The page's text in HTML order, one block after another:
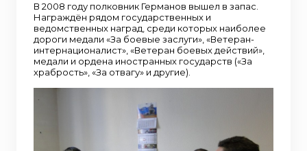
В 2008 году полковник Германов вышел в запас.
Награждён рядом государственных и
ведомственных наград, среди которых наиболее
дороги медали «За боевые заслуги», «Ветеран-
интернационалист», «Ветеран боевых действий»,
медали и ордена иностранных государств («За
храбрость», «За отвагу» и другие).